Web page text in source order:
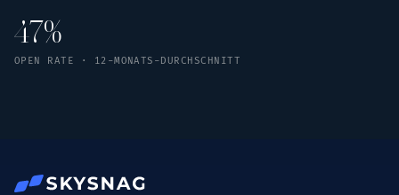
47%
OPEN RATE · 12-MONATS-DURCHSCHNITT